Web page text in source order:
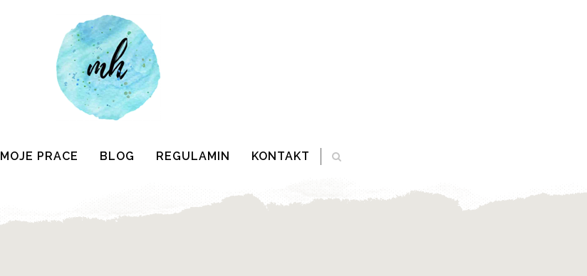
MOJE PRACE BLOG REGULAMIN KONTAKT